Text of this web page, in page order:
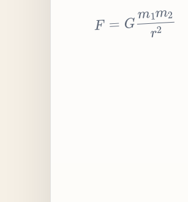
m1m2r2